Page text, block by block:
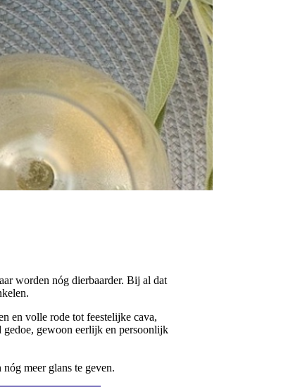
worden nóg dierbaarder. Bij al dat
en volle rode tot feestelijke cava,
gedoe, gewoon eerlijk en persoonlijk
meer glans te geven.